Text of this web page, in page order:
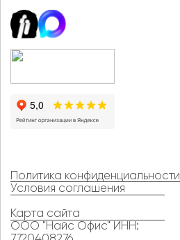
Политика конфиденциальности
Условия соглашения
Карта сайта
ООО "Найс Офис" ИНН: